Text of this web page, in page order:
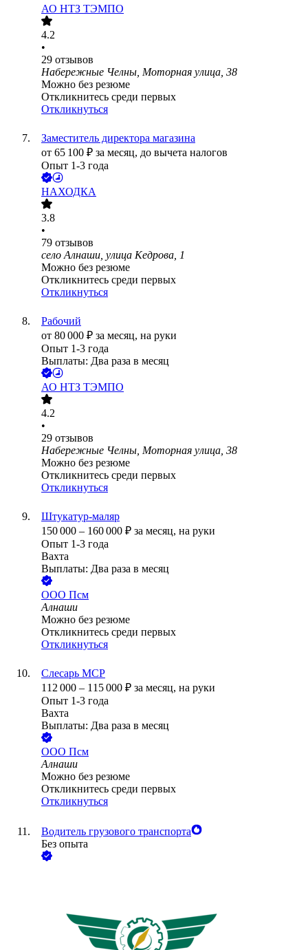
АО НТЗ ТЭМПО
4.2
•
29 отзывов
Набережные Челны, Моторная улица, 38
Можно без резюме
Откликнитесь среди первых
Откликнуться
Заместитель директора магазина
от 65 100 ₽ за месяц, до вычета налогов
Опыт 1-3 года
НАХОДКА
3.8
•
79 отзывов
село Алнаши, улица Кедрова, 1
Можно без резюме
Откликнитесь среди первых
Откликнуться
Рабочий
от 80 000 ₽ за месяц, на руки
Опыт 1-3 года
Выплаты: Два раза в месяц
АО НТЗ ТЭМПО
4.2
•
29 отзывов
Набережные Челны, Моторная улица, 38
Можно без резюме
Откликнитесь среди первых
Откликнуться
Штукатур-маляр
150 000 – 160 000 ₽ за месяц, на руки
Опыт 1-3 года
Вахта
Выплаты: Два раза в месяц
ООО Псм
Алнаши
Можно без резюме
Откликнитесь среди первых
Откликнуться
Слесарь МСР
112 000 – 115 000 ₽ за месяц, на руки
Опыт 1-3 года
Вахта
Выплаты: Два раза в месяц
ООО Псм
Алнаши
Можно без резюме
Откликнитесь среди первых
Откликнуться
Водитель грузового транспорта
Без опыта